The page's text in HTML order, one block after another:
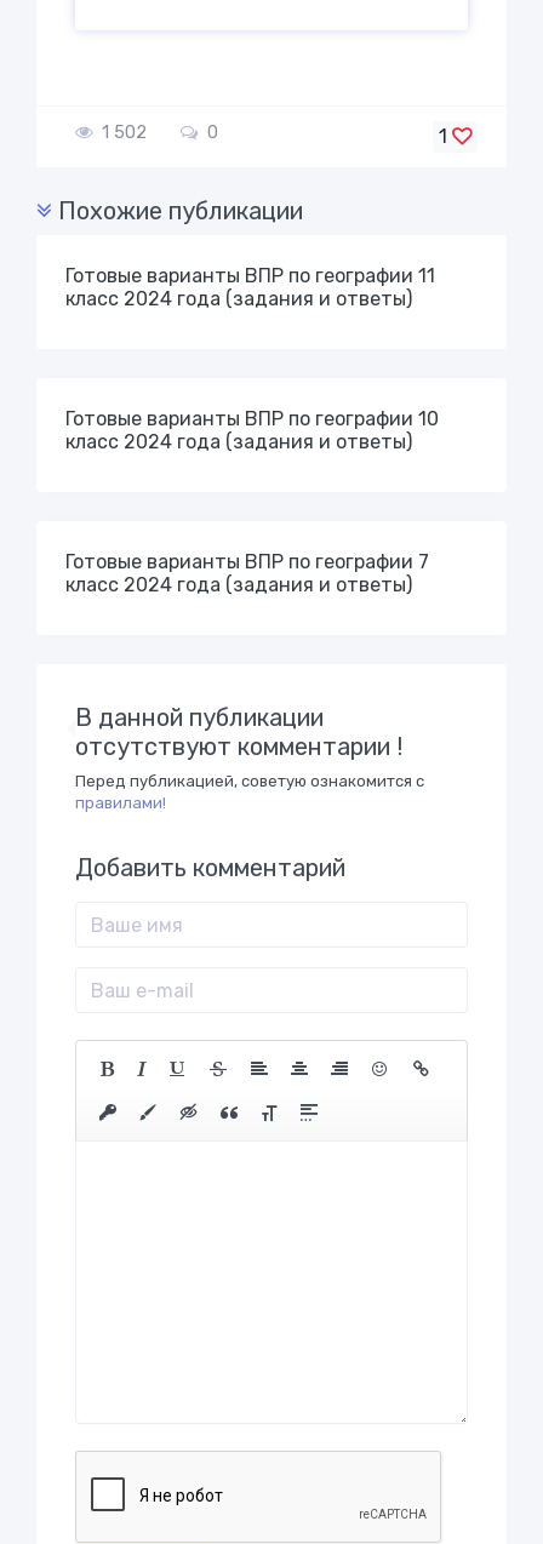
1 502 0 1
Похожие публикации
Готовые варианты ВПР по географии 11
класс 2024 года (задания и ответы)
Готовые варианты ВПР по географии 10
класс 2024 года (задания и ответы)
Готовые варианты ВПР по географии 7
класс 2024 года (задания и ответы)
В данной публикации
отсутствуют комментарии !
Перед публикацией, советую ознакомится с
правилами!
Добавить комментарий